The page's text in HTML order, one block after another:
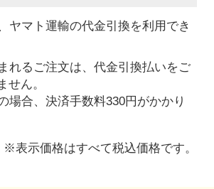
ヤマト運輸の代金引換を利用でき
れるご注文は、代金引換払いをご
せん。
場合、決済手数料330円がかかり
※表示価格はすべて税込価格です。